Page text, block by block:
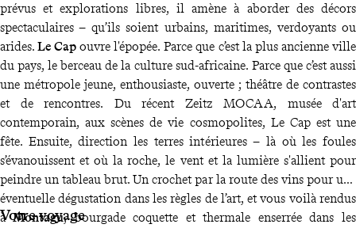
prévus et explorations libres, il amène à aborder des décors
spectaculaires – qu’ils soient urbains, maritimes, verdoyants ou
arides. Le Cap ouvre l'épopée. Parce que c’est la plus ancienne ville
du pays, le berceau de la culture sud-africaine. Parce que c’est aussi
une métropole jeune, enthousiaste, ouverte ; théâtre de contrastes
et de rencontres. Du récent Zeitz MOCAA, musée d'art
contemporain, aux scènes de vie cosmopolites, Le Cap est une
fête. Ensuite, direction les terres intérieures – là où les foules
s’évanouissent et où la roche, le vent et la lumière s'allient pour
peindre un tableau brut. Un crochet par la route des vins pour une
éventuelle dégustation dans les règles de l’art, et vous voilà rendus
àMontagu, bourgade coquette et thermale enserrée dans les
Votre voyage